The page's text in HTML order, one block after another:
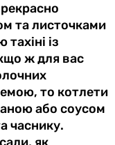
та листочками
із
ж для вас
то котлети
або соусом
часнику.